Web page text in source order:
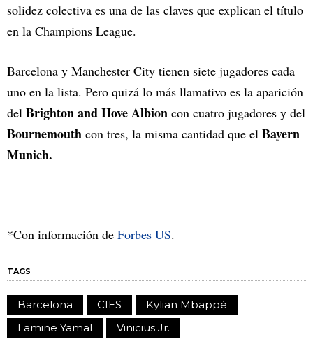
solidez colectiva es una de las claves que explican el título
en la Champions League.
Barcelona y Manchester City tienen siete jugadores cada
uno en la lista. Pero quizá lo más llamativo es la aparición
del Brighton and Hove Albion con cuatro jugadores y del
Bournemouth con tres, la misma cantidad que el Bayern
Munich.
*Con información de Forbes US.
TAGS
Barcelona CIES
Kylian Mbappé
Lamine Yamal
Vinicius Jr.